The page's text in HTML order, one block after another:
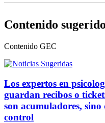
Contenido sugerido
Contenido GEC
Los expertos en
guardan recibos o
son acumuladores, sino
control